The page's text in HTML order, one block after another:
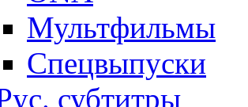
Мультфильмы
Спецвыпуски
субтитры